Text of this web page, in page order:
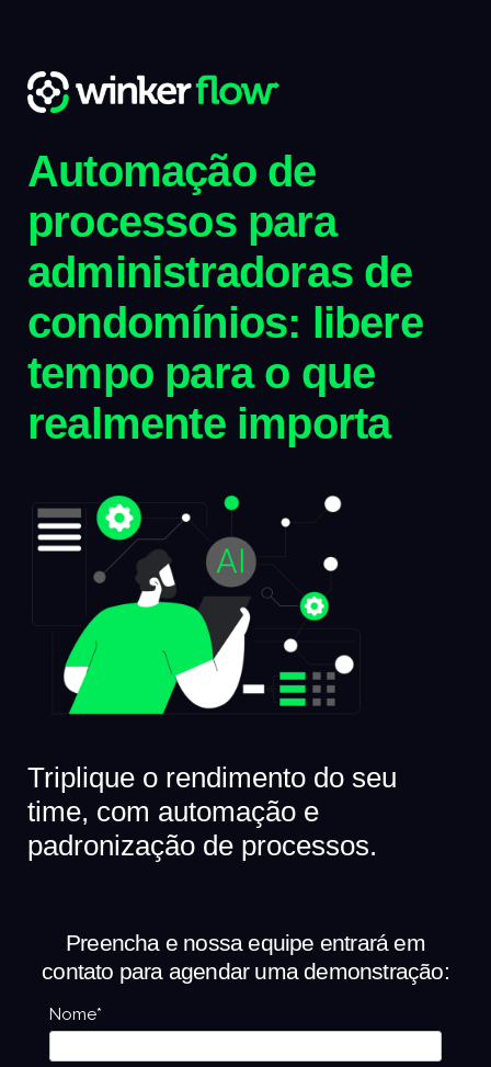
Automação de
processos para
administradoras de
condomínios: libere
tempo para o que
realmente importa
Triplique o rendimento do seu
time, com automação e
padronização de processos.
Preencha e nossa equipe entrará em
contato para agendar uma demonstração:
Nome*